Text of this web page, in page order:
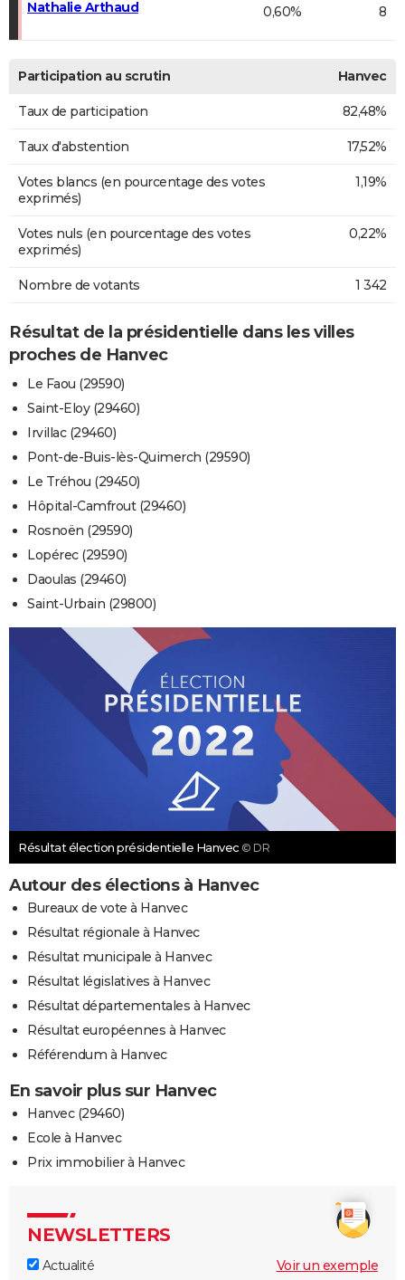
Nathalie Arthaud 0,60% 8
Participation au scrutin Hanvec
Taux de participation 82,48%
Taux d'abstention 17,52%
Votes blancs (en pourcentage des votes
exprimés)
1,19%
Votes nuls (en pourcentage des votes
exprimés)
0,22%
Nombre de votants 1 342
Résultat de la présidentielle dans les villes
proches de Hanvec
Le Faou (29590)
Saint-Eloy (29460)
Irvillac (29460)
Pont-de-Buis-lès-Quimerch (29590)
Le Tréhou (29450)
Hôpital-Camfrout (29460)
Rosnoën (29590)
Lopérec (29590)
Daoulas (29460)
Saint-Urbain (29800)
Résultat élection présidentielle Hanvec © DR
Autour des élections à Hanvec
Bureaux de vote à Hanvec
Résultat régionale à Hanvec
Résultat municipale à Hanvec
Résultat législatives à Hanvec
Résultat départementales à Hanvec
Résultat européennes à Hanvec
Référendum à Hanvec
En savoir plus sur Hanvec
Hanvec (29460)
Ecole à Hanvec
Prix immobilier à Hanvec
NEWSLETTERS
Actualité
Voir un exemple